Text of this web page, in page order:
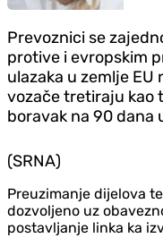
Prevoznici se
protive i evropskim
ulazaka u zemlje
vozače tretiraju kao
boravak na 90 dana
(SRNA)
Preuzimanje dijelova
dozvoljeno uz
postavljanje linka ka